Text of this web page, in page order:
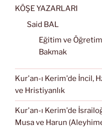
KÖŞE YAZARLARI
Said BAL
Eğitim ve
Bakmak
Kur'an-ı Kerim'de İncil,
ve Hristiyanlık
Kur'an-ı Kerim'de
Musa ve Harun